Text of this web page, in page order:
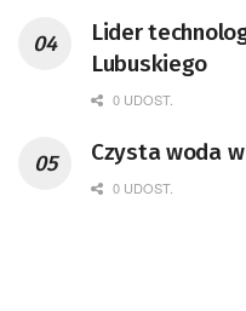
doktor
koordynator
Kompetencji
Badań
Lider
Lubuskiego
0 UDOST.
Czysta woda
0 UDOST.